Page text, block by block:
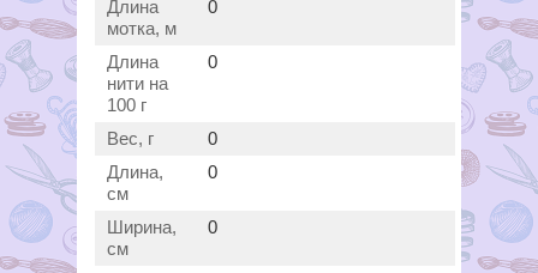
Длина
мотка, м
0
Длина
нити на
100 г
0
Вес, г
0
Длина,
см
0
Ширина,
см
0